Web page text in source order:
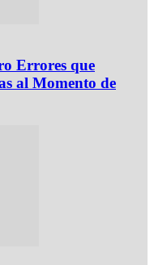
Errores que
al Momento de